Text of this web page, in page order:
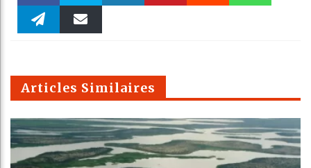
Faceboo Twitter
m
Articles Similaires